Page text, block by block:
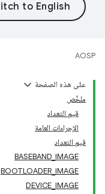
AOSP
على هذه الصفحة
ملخّص
قيم التعداد
الإجراءات العامة
قيم التعداد
BASEBAND_IMAGE
BOOTLOADER_IMAGE
DEVICE_IMAGE